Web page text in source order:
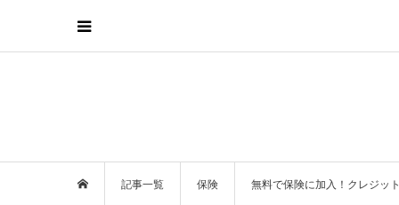
記事一覧 保険 無料で保険に加入！クレジッ